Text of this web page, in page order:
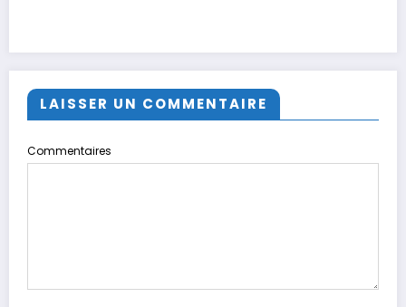
LAISSER UN COMMENTAIRE
Commentaires